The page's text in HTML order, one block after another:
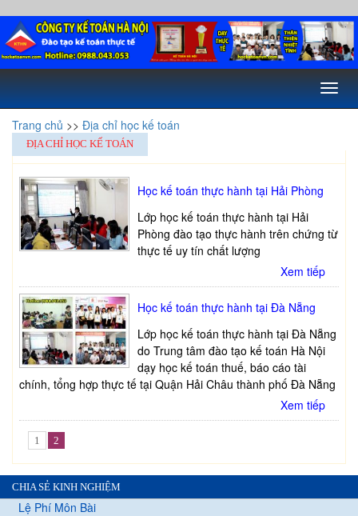
Toggle
Trang chủ >> Địa chỉ học kế toán
ĐỊA CHỈ HỌC KẾ TOÁN
Học kế toán thực hành tại Hải Phòng
Lớp học kế toán thực hành tại Hải
Phòng đào tạo thực hành trên chứng từ
thực tế uy tín chất lượng
Xem tiếp
Học kế toán thực hành tại Đà Nẵng
Lớp học kế toán thực hành tại Đà Nẵng
do Trung tâm đào tạo kế toán Hà Nội
dạy học kế toán thuế, báo cáo tài
chính, tổng hợp thực tế tại Quận Hải Châu thành phố Đà Nẵng
Xem tiếp
1 2
CHIA SẺ KINH NGHIỆM
Lệ Phí Môn Bài